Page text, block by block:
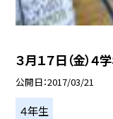
３月１７日（金）
公開日 2017/03/21
４年生